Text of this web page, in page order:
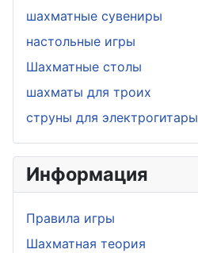
шахматные сувениры
настольные игры
Шахматные столы
шахматы для троих
струны для электрогитары
Информация
Правила игры
Шахматная теория